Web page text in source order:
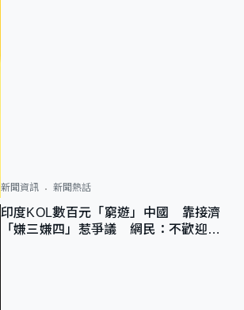
新聞資訊 新聞熱話
印度KOL數百元「窮遊」中國 靠接濟
「嫌三嫌四」惹爭議 網民：不歡迎劣